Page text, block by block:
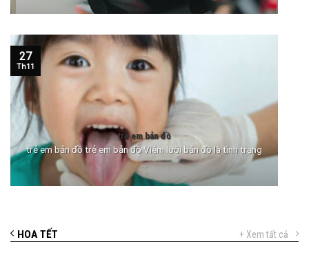
trẻ em bản đồ
trẻ em bản đồ trẻ em bản đồ Viêm lưỡi bản đồ là tình trạng
...
27
Th11
HOA TẾT + Xem tất cả